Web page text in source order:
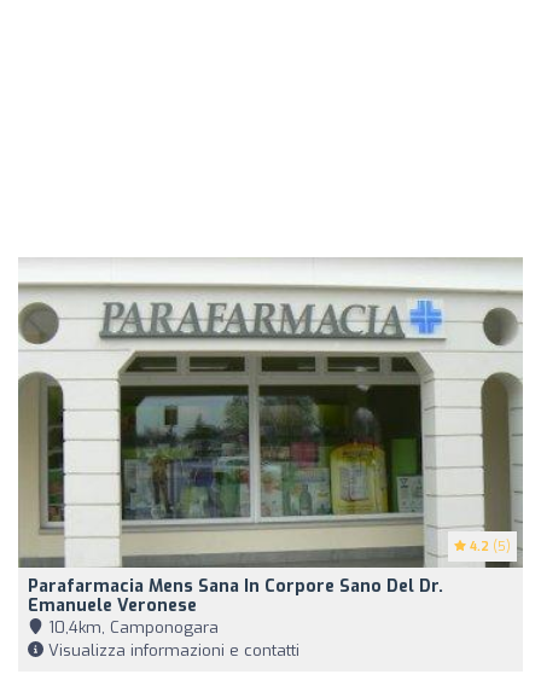
4.2 (5)
Parafarmacia Mens Sana In Corpore Sano Del Dr.
Emanuele Veronese
10,4km, Camponogara
Visualizza informazioni e contatti